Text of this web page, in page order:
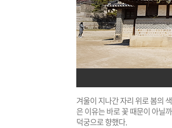
겨울이 지나간 자리 위로 봄의
은 이유는 바로 꽃 때문이 아닐
덕궁으로 향했다.